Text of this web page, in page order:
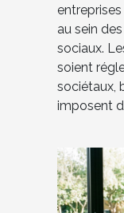
au sein
sociaux.
soient
sociétaux,
imposent